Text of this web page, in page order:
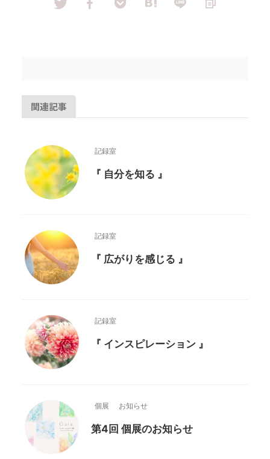
関連記事
記録室
『 自分を知る 』
記録室
『 広がりを感じる 』
記録室
『 インスピレーション 』
個展 お知らせ
第4回 個展のお知らせ